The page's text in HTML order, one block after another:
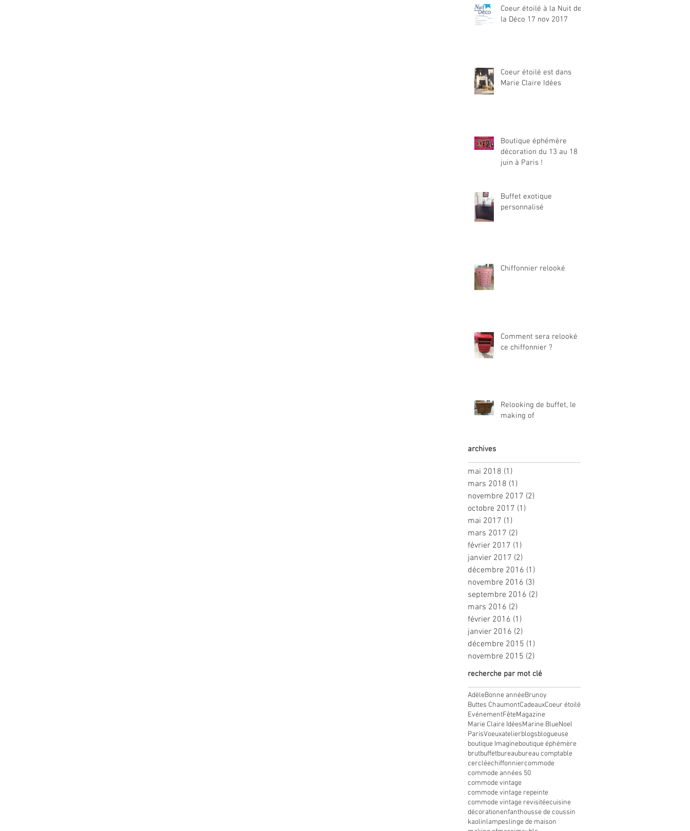
Coeur étoilé à la Nuit de
la Déco 17 nov 2017
Coeur étoilé est dans
Marie Claire Idées
Boutique éphémère
décoration du 13 au 18
juin à Paris !
Buffet exotique
personnalisé
Chiffonnier relooké
Comment sera relooké
ce chiffonnier ?
Relooking de buffet, le
making of
archives
mai 2018 (1)
mars 2018 (1)
novembre 2017 (2)
octobre 2017 (1)
mai 2017 (1)
mars 2017 (2)
février 2017 (1)
janvier 2017 (2)
décembre 2016 (1)
novembre 2016 (3)
septembre 2016 (2)
mars 2016 (2)
février 2016 (1)
janvier 2016 (2)
décembre 2015 (1)
novembre 2015 (2)
recherche par mot clé
AdèleBonne annéeBrunoy
Buttes ChaumontCadeauxCoeur étoilé
EvénementFêteMagazine
Marie Claire IdéesMarine BlueNoel
ParisVoeuxatelierblogsblogueuse
boutique Imagineboutique éphémère
brutbuffetbureaubureau comptable
cercléechiffonniercommode
commode années 50
commode vintage
commode vintage repeinte
commode vintage revisitéecuisine
décorationenfanthousse de coussin
kaolinlampeslinge de maison